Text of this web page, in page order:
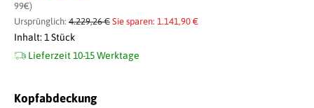
99€)
Ursprünglich: 4.229,26 € Sie sparen: 1.141,90 €
Inhalt: 1 Stück
Lieferzeit 10-15 Werktage
Kopfabdeckungauswählen